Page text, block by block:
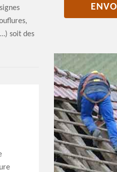
soit des